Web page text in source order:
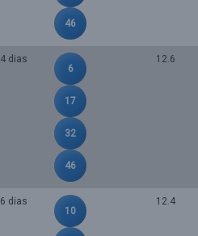
46
4 dias
6
17
32
46
12.6
6 dias
10
12.4